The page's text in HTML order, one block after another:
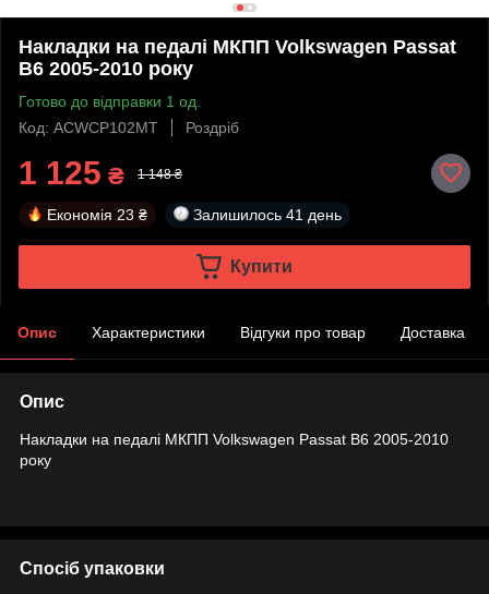
Накладки на педалі МКПП Volkswagen Passat
B6 2005-2010 року
Готово до відправки 1 од.
Код: ACWCP102MT
Роздріб
1 125 ₴ 1 148 ₴
Економія 23 ₴ Залишилось 41 день
Купити
Опис Характеристики Відгуки про товар Доставка
Опис
Накладки на педалі МКПП Volkswagen Passat B6 2005-2010
року
Спосіб упаковки